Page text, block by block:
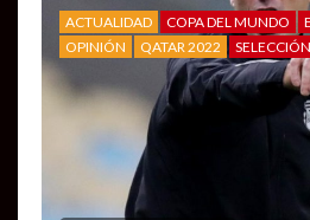
ACTUALIDAD COPA DEL MUNDO
OPINIÓN
QATAR 2022